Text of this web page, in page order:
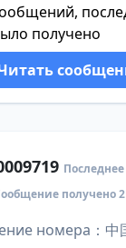
получено
Последнее
получено
номера：中